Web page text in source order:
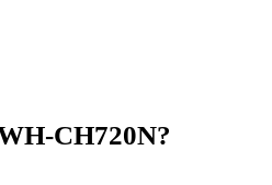
CH720N?